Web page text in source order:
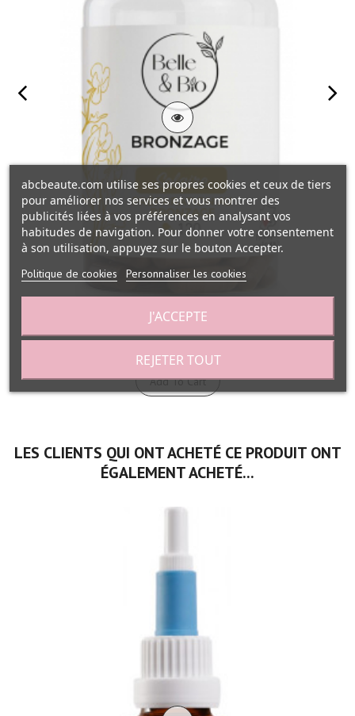
Add To Cart
LES CLIENTS QUI ONT ACHETÉ CE PRODUIT ONT
ÉGALEMENT ACHETÉ...
abcbeaute.com utilise ses propres cookies et ceux de tiers
pour améliorer nos services et vous montrer des
publicités liées à vos préférences en analysant vos
habitudes de navigation. Pour donner votre consentement
à son utilisation, appuyez sur le bouton Accepter.
Politique de cookies Personnaliser les cookies
REJETER TOUT
J'ACCEPTE